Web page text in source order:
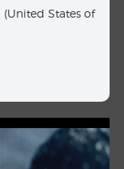
States of